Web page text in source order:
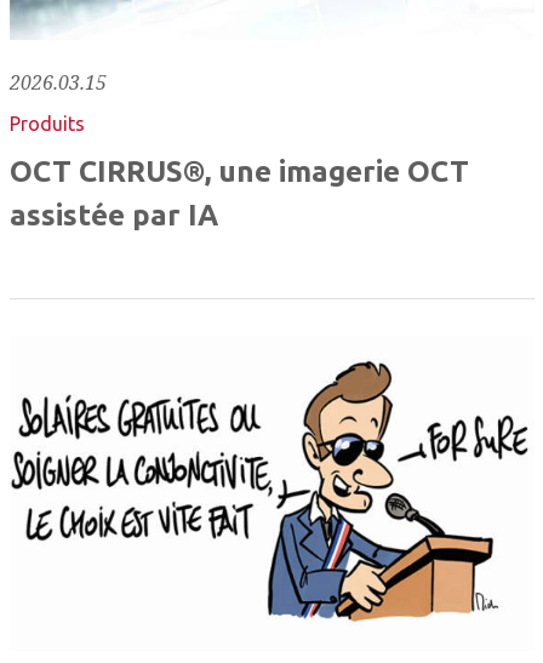
2026.03.15
Produits
OCT CIRRUS®, une imagerie OCT
assistée par IA